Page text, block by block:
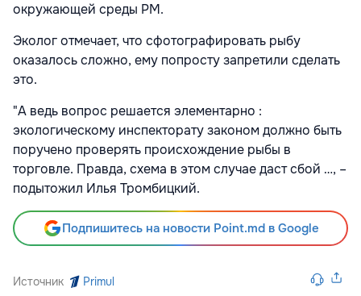
окружающей среды РМ.
Эколог отмечает, что сфотографировать рыбу
оказалось сложно, ему попросту запретили сделать
это.
"А ведь вопрос решается элементарно :
экологическому инспекторату законом должно быть
поручено проверять происхождение рыбы в
торговле. Правда, схема в этом случае даст сбой …, –
подытожил Илья Тромбицкий.
Подпишитесь на новости Point.md в Google
Источник Primul